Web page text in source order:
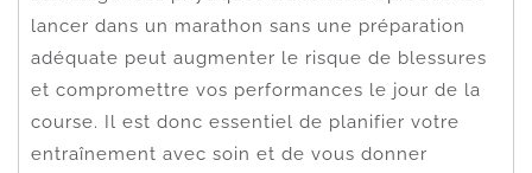
lancer dans un marathon sans une préparation
adéquate peut augmenter le risque de blessures
et compromettre vos performances le jour de la
course. Il est donc essentiel de planifier votre
entraînement avec soin et de vous donner